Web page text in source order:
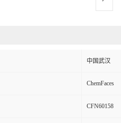
中国武汉
ChemFaces
CFN60158